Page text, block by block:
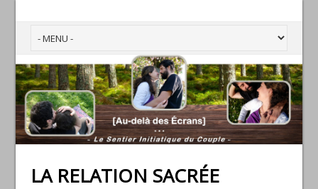
LA RELATION SACRÉE